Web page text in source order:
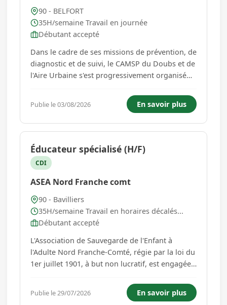
90 - BELFORT
35H/semaine Travail en journée
Débutant accepté
Dans le cadre de ses missions de prévention, de
diagnostic et de suivi, le CAMSP du Doubs et de
l'Aire Urbaine s'est progressivement organisé
parcours des parents ayant des inquiétudes
concernant le développement de leur enfant.
Aussi, le CAMSP porte a...
Publie le 03/08/2026 En savoir plus
Éducateur spécialisé (H/F)
CDI
ASEA Nord Franche comt
90 - Bavilliers
35H/semaine Travail en horaires décalés...
Débutant accepté
L'Association de Sauvegarde de l'Enfant à
l'Adulte Nord Franche-Comté, régie par la loi du
1er juillet 1901, à but non lucratif, est engagée
médical d'enfants, d'adolescents ainsi que de
leur famille rencontrant des difficultés. Ses
Publie le 29/07/2026 En savoir plus